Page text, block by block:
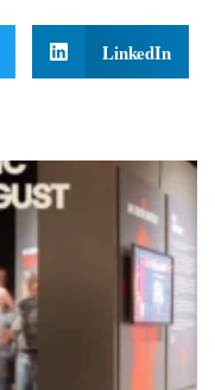
LinkedIn